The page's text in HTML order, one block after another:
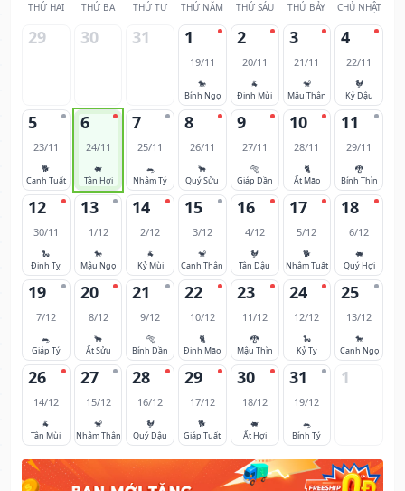
THỨ HAI THỨ BA THỨ TƯ THỨ NĂM THỨ SÁU THỨ BẢY CHỦ NHẬT
29 30 31 1
19/11
🐎
Bính Ngọ
2
20/11
🐐
Đinh Mùi
3
21/11
🐒
Mậu Thân
4
22/11
🐓
Kỷ Dậu
5
23/11
🐕
Canh Tuất
6
24/11
🐖
Tân Hợi
7
25/11
🐀
Nhâm Tý
8
26/11
🐂
Quý Sửu
9
27/11
🐅
Giáp Dần
10
28/11
🐈
Ất Mão
11
29/11
🐉
Bính Thìn
12
30/11
🐍
Đinh Tỵ
13
1/12
🐎
Mậu Ngọ
14
2/12
🐐
Kỷ Mùi
15
3/12
🐒
Canh Thân
16
4/12
🐓
Tân Dậu
17
5/12
🐕
Nhâm Tuất
18
6/12
🐖
Quý Hợi
19
7/12
🐀
Giáp Tý
20
8/12
🐂
Ất Sửu
21
9/12
🐅
Bính Dần
22
10/12
🐈
Đinh Mão
23
11/12
🐉
Mậu Thìn
24
12/12
🐍
Kỷ Tỵ
25
13/12
🐎
Canh Ngọ
26
14/12
🐐
Tân Mùi
27
15/12
🐒
Nhâm Thân
28
16/12
🐓
Quý Dậu
29
17/12
🐕
Giáp Tuất
30
18/12
🐖
Ất Hợi
31
19/12
🐀
Bính Tý
1